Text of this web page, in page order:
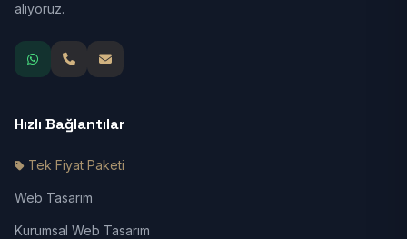
alıyoruz.
Hızlı Bağlantılar
Tek Fiyat Paketi
Web Tasarım
Kurumsal Web Tasarım